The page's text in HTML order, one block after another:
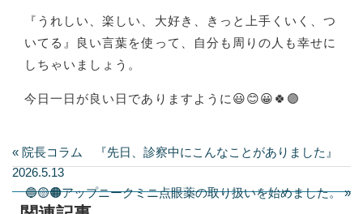
『うれしい、楽しい、大好き、きっと上手くいく、つ
いてる』良い言葉を使って、自分も周りの人も幸せに
しちゃいましょう。
今日一日が良い日でありますように😃😊😀🍀🟣
« 院長コラム 『先日、診察中にこんなことがありました』
2026.5.13
🔵🟡🟠アップニークミニ点眼薬の取り扱いを始めました。 »